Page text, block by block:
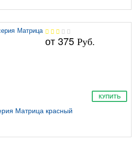
от375 Руб.
КУПИТЬ
Матрица красный